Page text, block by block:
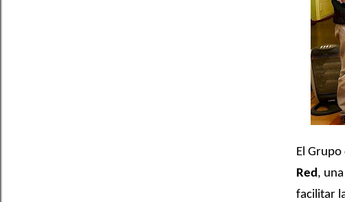
El Grupo
Red,
facilitar